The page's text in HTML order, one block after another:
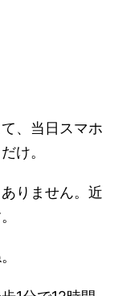
、当日スマホ
け。
りません。近